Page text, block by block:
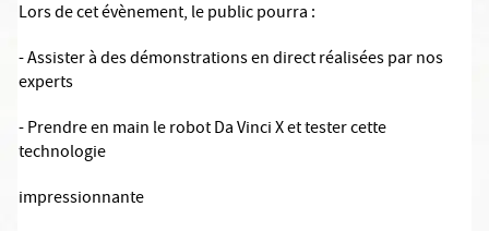
Lors de cet évènement, le public pourra :
- Assister à des démonstrations en direct réalisées par nos
experts
- Prendre en main le robot Da Vinci X et tester cette
technologie
impressionnante